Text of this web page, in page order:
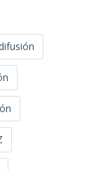
difusión